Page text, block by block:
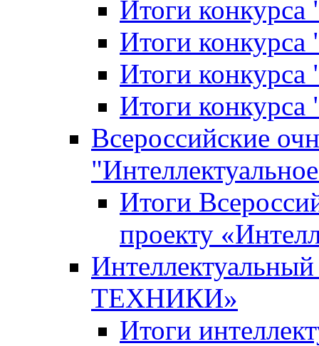
Итоги
Итоги конкурса
Итоги
Итоги
Всероссийские
Итоги
проекту
ТЕХНИКИ»
Итоги